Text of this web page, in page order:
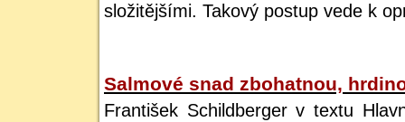
složitějšími. Takový postup vede k
Salmové snad zbohatnou,
František Schildberger v textu